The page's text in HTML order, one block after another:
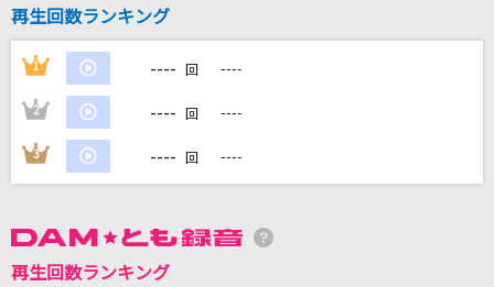
Survive Said The Prophet
DAMの新曲・ランキングなど
DAMに会員登録・ログインして
再生回数ランキング
1 ---- 回 ----
2 ---- 回 ----
3 ---- 回 ----
再生回数ランキング